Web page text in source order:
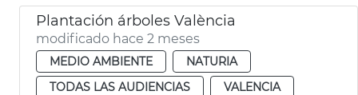
Plantación árboles València
modificado hace 2 meses
MEDIO AMBIENTE
NATURIA
TODAS LAS AUDIENCIAS
VALENCIA